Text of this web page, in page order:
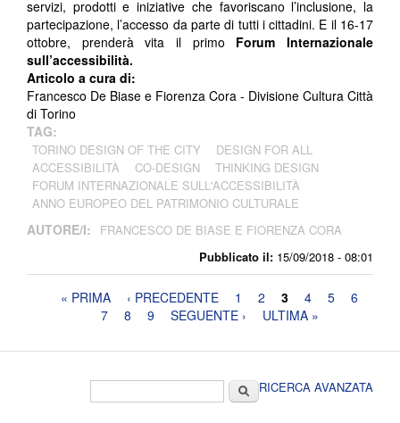
Pubblicato il: 15/09/2018 - 08:01
servizi, prodotti e iniziative che favoriscano l’inclusione, la
partecipazione, l’accesso da parte di tutti i cittadini. E il 16-17
ottobre, prenderà vita il primo Forum Internazionale
sull’accessibilità.
Articolo a cura di:
Francesco De Biase e Fiorenza Cora - Divisione Cultura Città
di Torino
TAG:
TORINO DESIGN OF THE CITY
DESIGN FOR ALL
ACCESSIBILITÀ
CO-DESIGN
THINKING DESIGN
FORUM INTERNAZIONALE SULL'ACCESSIBILITÀ
ANNO EUROPEO DEL PATRIMONIO CULTURALE
AUTORE/I: FRANCESCO DE BIASE E FIORENZA CORA
Pagine« PRIMA ‹ PRECEDENTE 1 2 3 4 5
6
7
8 9 SEGUENTE › ULTIMA »
CercaRICERCA AVANZATA